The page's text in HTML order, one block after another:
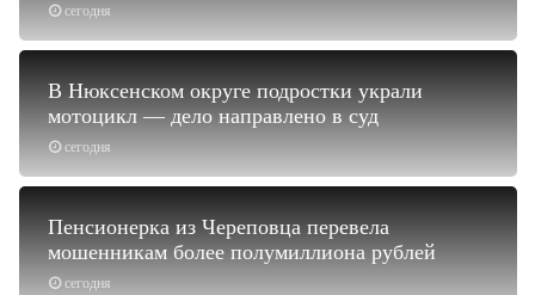
сегодня
сегодня
В Нюксенском округе подростки украли
мотоцикл — дело направлено в суд
сегодня
Пенсионерка из Череповца перевела
мошенникам более полумиллиона рублей